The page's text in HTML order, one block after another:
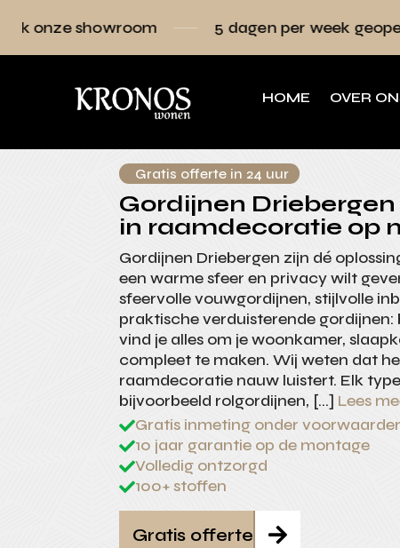
5 dagen per week geopend
HOME OVER
Gratis offerte in 24 uur
Gordijnen
in raamdecoratie op
Gordijnen Driebergen zijn dé
een warme sfeer en privacy wilt
sfeervolle vouwgordijnen, stijlvolle
praktische verduisterende gordijnen:
vind je alles om je woonkamer,
compleet te maken. Wij weten dat
raamdecoratie nauw luistert. Elk
bijvoorbeeld rolgordijnen, […] Lees
Gratis inmeting onder
10 jaar garantie op de montage
Volledig ontzorgd
100+ stoffen

Gratis offerte